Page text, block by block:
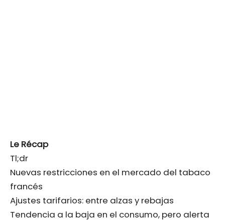
Le Récap
Tl;dr
Nuevas restricciones en el mercado del tabaco
francés
Ajustes tarifarios: entre alzas y rebajas
Tendencia a la baja en el consumo, pero alerta